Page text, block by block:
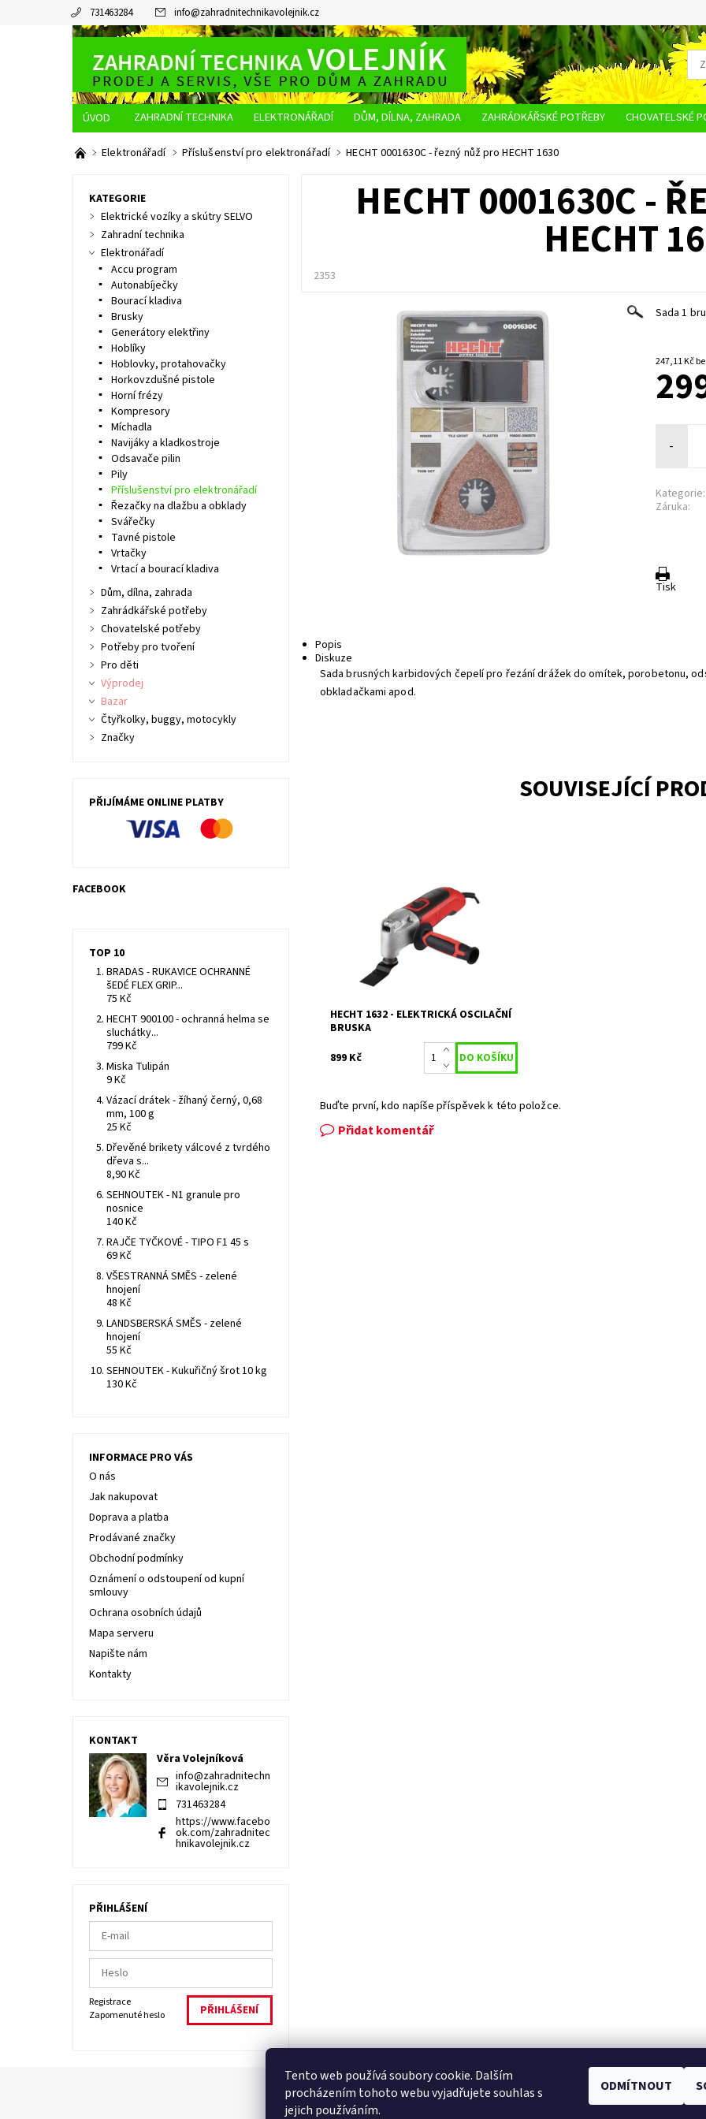
731463284 info@zahradnitechnikavolejnik.cz
ZAHRADNÍ TECHNIKA ELEKTRONÁŘADÍ DŮM, DÍLNA, ZAHRADA ZAHRÁDKÁŘSKÉ POTŘEBY CHOVATELSKÉ
O NÁS
JAK NAKUPOVAT DOPRAVA A PLATBA OBCHODNÍ PODMÍNKY OCHRANA OSOBNÍCH ÚDAJŮ
Elektronářadí Příslušenství pro elektronářadí HECHT 0001630C - řezný nůž pro HECHT 1630
HECHT 0001630C -
HECHT
2353
Sada 1
-
Kategorie:
Záruka:
Tisk
Popis
Diskuze
Sada brusných karbidových čepelí pro řezání drážek do omítek, porobetonu,
obkladačkami apod.
SOUVISEJÍCÍ
Výkonný a univerzální nástroj, který
vám usnadní různé brusné a řezací
úkoly. Díky nastavení rychlosti můžete
přizpůsobit výkon brusky konkrétním...
Dostupnost:
Skladem 1
Značka:
Záruka:
HECHT 1632 - ELEKTRICKÁ OSCILAČNÍ
BRUSKA
899 Kč
Buďte první, kdo napíše příspěvek k této položce.
Přidat komentář
KATEGORIE
Elektrické vozíky a skútry SELVO
Zahradní technika
Elektronářadí
Accu program
Autonabíječky
Bourací kladiva
Brusky
Generátory elektřiny
Hoblíky
Hoblovky, protahovačky
Horkovzdušné pistole
Horní frézy
Kompresory
Míchadla
Navijáky a kladkostroje
Odsavače pilin
Pily
Příslušenství pro elektronářadí
Řezačky na dlažbu a obklady
Svářečky
Tavné pistole
Vrtačky
Vrtací a bourací kladiva
Dům, dílna, zahrada
Zahrádkářské potřeby
Chovatelské potřeby
Potřeby pro tvoření
Pro děti
Výprodej
Bazar
Čtyřkolky, buggy, motocykly
Značky
PŘIJÍMÁME ONLINE PLATBY
FACEBOOK
TOP 10
BRADAS - RUKAVICE OCHRANNÉ
šEDÉ FLEX GRIP...
75 Kč
HECHT 900100 - ochranná helma se
sluchátky...
799 Kč
Miska Tulipán
9 Kč
Vázací drátek - žíhaný černý, 0,68
mm, 100 g
25 Kč
Dřevěné brikety válcové z tvrdého
dřeva s...
8,90 Kč
SEHNOUTEK - N1 granule pro
nosnice
140 Kč
RAJČE TYČKOVÉ - TIPO F1 45 s
69 Kč
VŠESTRANNÁ SMĚS - zelené
hnojení
48 Kč
LANDSBERSKÁ SMĚS - zelené
hnojení
55 Kč
SEHNOUTEK - Kukuřičný šrot 10 kg
130 Kč
INFORMACE PRO VÁS
O nás
Jak nakupovat
Doprava a platba
Prodávané značky
Obchodní podmínky
Oznámení o odstoupení od kupní
smlouvy
Ochrana osobních údajů
Mapa serveru
Napište nám
Kontakty
KONTAKT
Věra Volejníková
info@zahradnitechn
ikavolejnik.cz
731463284
https://www.facebo
ok.com/zahradnitec
hnikavolejnik.cz
PŘIHLÁŠENÍ
Registrace
Zapomenuté heslo
Facebook | Heureka.cz Zboží.cz
Tento web používá soubory cookie. Dalším
procházením tohoto webu vyjadřujete souhlas s
jejich používáním.
ODMÍTNOUT